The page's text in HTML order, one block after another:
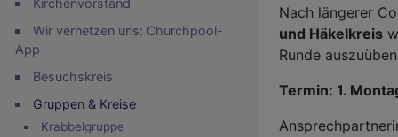
Wir vernetzen uns: Churchpool-
App
Besuchskreis
Gruppen & Kreise
Krabbelgruppe
Nach längerer
und Häkelkreis
Runde
Termin: 1.